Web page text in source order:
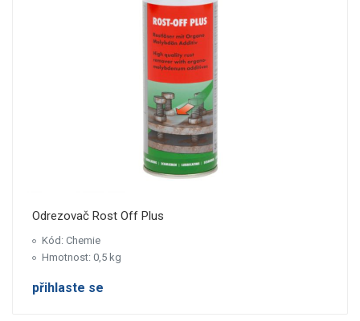
Odrezovač Rost Off Plus
Kód: Chemie
Hmotnost: 0,5 kg
přihlaste se